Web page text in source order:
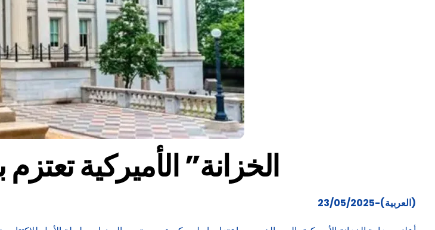
“الخزانة” الأميركية تعتزم بيع
(العربية)-23/05/2025